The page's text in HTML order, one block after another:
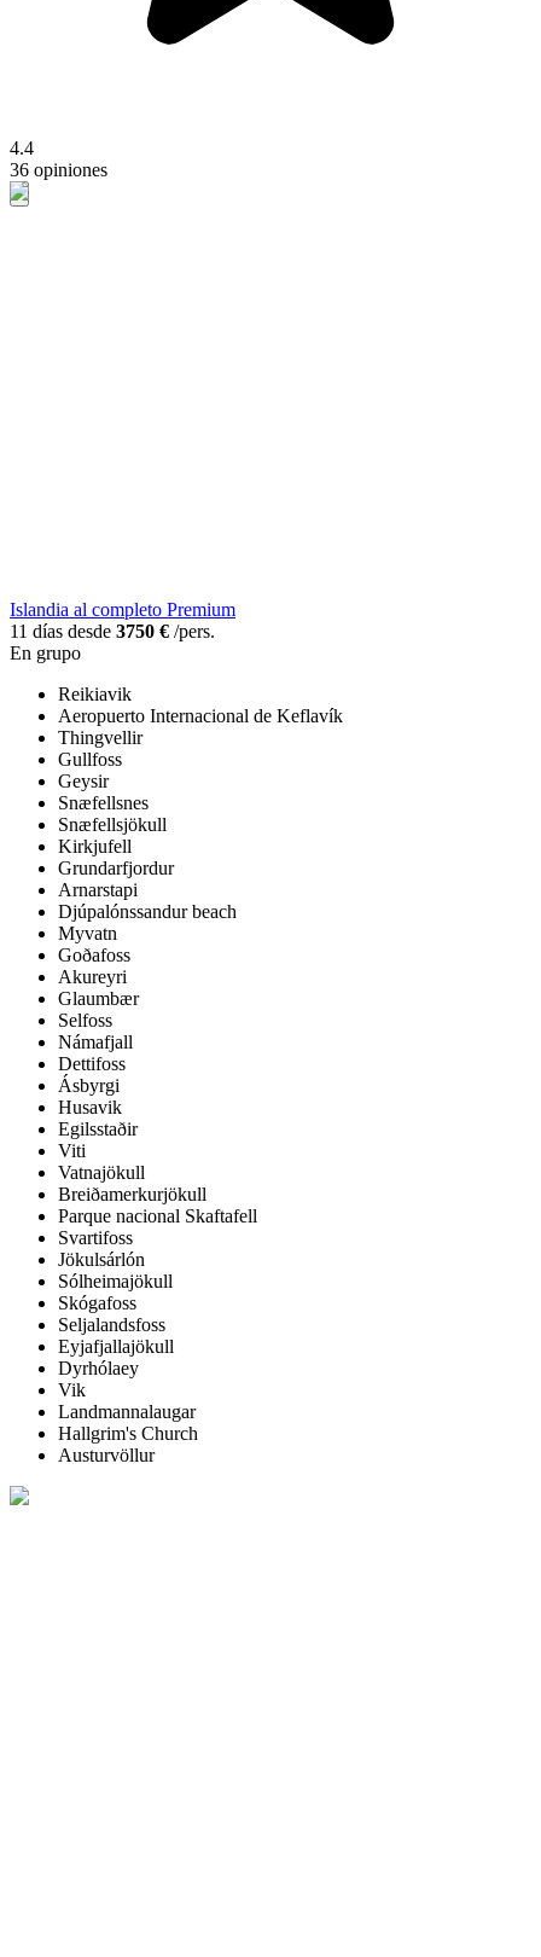
4.4
36 opiniones
Islandia al completo Premium
11 días desde 3750 € /pers.
En grupo
Reikiavik
Aeropuerto Internacional de Keflavík
Thingvellir
Gullfoss
Geysir
Snæfellsnes
Snæfellsjökull
Kirkjufell
Grundarfjordur
Arnarstapi
Djúpalónssandur beach
Myvatn
Goðafoss
Akureyri
Glaumbær
Selfoss
Námafjall
Dettifoss
Ásbyrgi
Husavik
Egilsstaðir
Viti
Vatnajökull
Breiðamerkurjökull
Parque nacional Skaftafell
Svartifoss
Jökulsárlón
Sólheimajökull
Skógafoss
Seljalandsfoss
Eyjafjallajökull
Dyrhólaey
Vik
Landmannalaugar
Hallgrim's Church
Austurvöllur